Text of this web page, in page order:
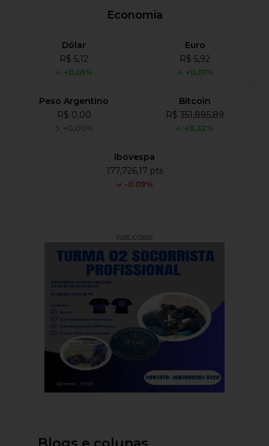
Economia
Dólar
R$ 5,12
+0,05%
Euro
R$ 5,92
+0,01%
Peso Argentino
R$ 0,00
+0,00%
Bitcoin
R$ 351,885,89
+0,32%
Ibovespa
177,726,17 pts
-0.09%
PUBLICIDADE